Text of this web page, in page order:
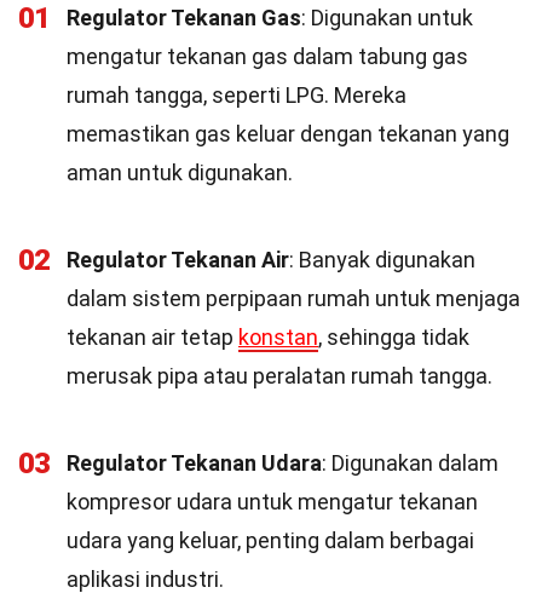
01 Regulator Tekanan Gas: Digunakan untuk
mengatur tekanan gas dalam tabung gas
rumah tangga, seperti LPG. Mereka
memastikan gas keluar dengan tekanan yang
aman untuk digunakan.
02 Regulator Tekanan Air: Banyak digunakan
dalam sistem perpipaan rumah untuk menjaga
tekanan air tetap konstan, sehingga tidak
merusak pipa atau peralatan rumah tangga.
03 Regulator Tekanan Udara: Digunakan dalam
kompresor udara untuk mengatur tekanan
udara yang keluar, penting dalam berbagai
aplikasi industri.